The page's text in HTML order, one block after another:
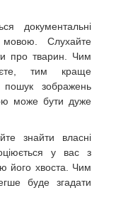
документальні
Слухайте
про тварин. Чим
тим краще
пошук зображень
може бути дуже
знайти власні
у вас з
його хвоста. Чим
буде згадати